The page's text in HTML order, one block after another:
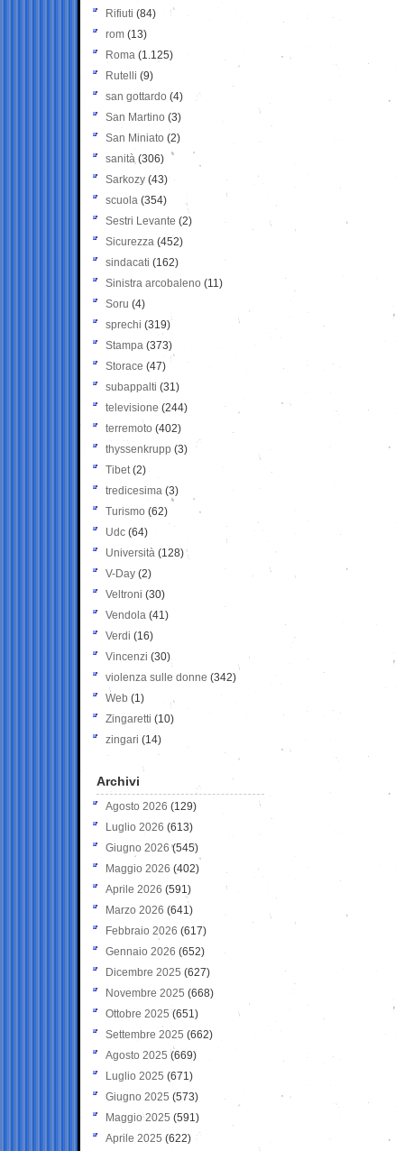
Rifiuti (84)
rom (13)
Roma (1.125)
Rutelli (9)
san gottardo (4)
San Martino (3)
San Miniato (2)
sanità (306)
Sarkozy (43)
scuola (354)
Sestri Levante (2)
Sicurezza (452)
sindacati (162)
Sinistra arcobaleno (11)
Soru (4)
sprechi (319)
Stampa (373)
Storace (47)
subappalti (31)
televisione(244)
terremoto (402)
thyssenkrupp (3)
Tibet(2)
tredicesima (3)
Turismo (62)
Udc (64)
Università (128)
V-Day (2)
Veltroni (30)
Vendola (41)
Verdi (16)
Vincenzi (30)
violenza sulle donne (342)
Web (1)
Zingaretti (10)
zingari (14)
Archivi
Agosto 2026 (129)
Luglio 2026 (613)
Giugno 2026 (545)
Maggio 2026 (402)
Aprile 2026 (591)
Marzo 2026 (641)
Febbraio 2026 (617)
Gennaio 2026 (652)
Dicembre 2025 (627)
Novembre 2025 (668)
Ottobre 2025 (651)
Settembre 2025 (662)
Agosto 2025 (669)
Luglio 2025 (671)
Giugno 2025 (573)
Maggio 2025 (591)
Aprile 2025 (622)